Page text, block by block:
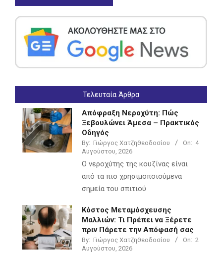
Τελευταία Άρθρα
Απόφραξη Νεροχύτη: Πώς
Ξεβουλώνει Άμεσα – Πρακτικός
Οδηγός
By: Γιώργος Χατζηθεοδοσίου On: 4
Αυγούστου, 2026
Ο νεροχύτης της κουζίνας είναι
από τα πιο χρησιμοποιούμενα
σημεία του σπιτιού
Κόστος Μεταμόσχευσης
Μαλλιών: Τι Πρέπει να Ξέρετε
πριν Πάρετε την Απόφασή σας
By: Γιώργος Χατζηθεοδοσίου On: 2
Αυγούστου, 2026